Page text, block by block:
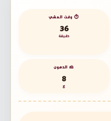
⏱️ وقت المشي
36
دقيقة
🧀 الدهون
8
g